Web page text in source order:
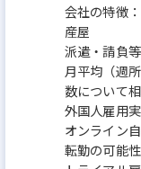
会社の特徴
産屋
派遣・請負
月平均（週
数について
外国人雇用
オンライン
転勤の可能